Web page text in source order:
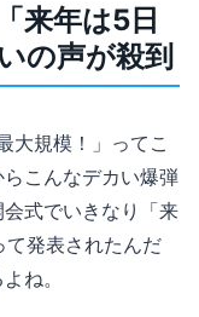
来年は5日
の声が殺到
大規模！」ってこ
こんなデカい爆弾
式でいきなり「来
発表されたんだ
ね。